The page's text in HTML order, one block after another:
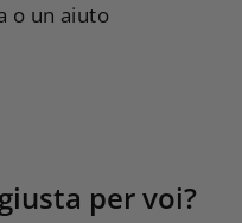
o un aiuto
per voi?